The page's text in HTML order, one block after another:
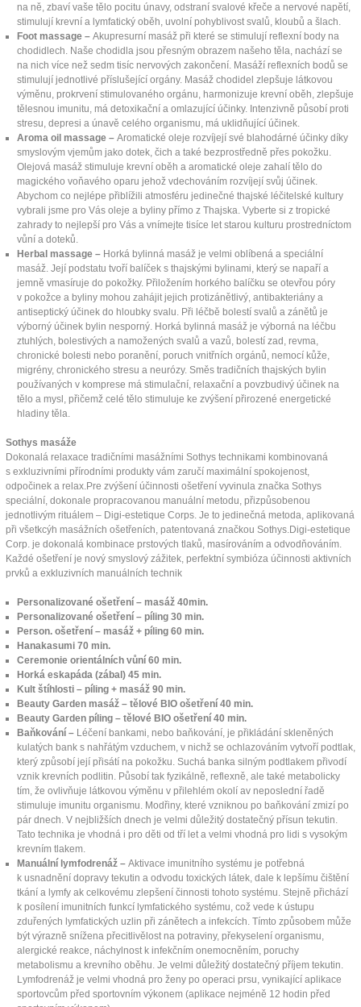
na ně, zbaví vaše tělo pocitu únavy, odstraní svalové křeče a nervové napětí,
stimulují krevní a lymfatický oběh, uvolní pohyblivost svalů, kloubů a šlach.
Foot massage – Akupresurní masáž při které se stimulují reflexní body na
chodidlech. Naše chodidla jsou přesným obrazem našeho těla, nachází se
na nich více než sedm tisíc nervových zakončení. Masáží reflexních bodů se
stimulují jednotlivé příslušející orgány. Masáž chodidel zlepšuje látkovou
výměnu, prokrvení stimulovaného orgánu, harmonizuje krevní oběh, zlepšuje
tělesnou imunitu, má detoxikační a omlazující účinky. Intenzivně působí proti
stresu, depresi a únavě celého organismu, má uklidňující účinek.
Aroma oil massage – Aromatické oleje rozvíjejí své blahodárné účinky díky
smyslovým vjemům jako dotek, čich a také bezprostředně přes pokožku.
Olejová masáž stimuluje krevní oběh a aromatické oleje zahalí tělo do
magického voňavého oparu jehož vdechováním rozvíjejí svůj účinek.
Abychom co nejlépe přiblížili atmosféru jedinečné thajské léčitelské kultury
vybrali jsme pro Vás oleje a byliny přímo z Thajska. Vyberte si z tropické
zahrady to nejlepší pro Vás a vnímejte tisíce let starou kulturu prostredníctom
vůní a doteků.
Herbal massage – Horká bylinná masáž je velmi oblíbená a speciální
masáž. Její podstatu tvoří balíček s thajskými bylinami, který se napaří a
jemně vmasíruje do pokožky. Přiložením horkého balíčku se otevřou póry
v pokožce a byliny mohou zahájit jejich protizánětlivý, antibakteriány a
antiseptický účinek do hloubky svalu. Při léčbě bolestí svalů a zánětů je
výborný účinek bylin nesporný. Horká bylinná masáž je výborná na léčbu
ztuhlých, bolestivých a namožených svalů a vazů, bolestí zad, revma,
chronické bolesti nebo poranění, poruch vnitřních orgánů, nemocí kůže,
migrény, chronického stresu a neurózy. Směs tradičních thajských bylin
používaných v komprese má stimulační, relaxační a povzbudivý účinek na
tělo a mysl, přičemž celé tělo stimuluje ke zvýšení přirozené energetické
hladiny těla.
Sothys masáže
Dokonalá relaxace tradičními masážními Sothys technikami kombinovaná
s exkluzivními přírodními produkty vám zaručí maximální spokojenost,
odpočinek a relax.Pre zvýšení účinnosti ošetření vyvinula značka Sothys
speciální, dokonale propracovanou manuální metodu, přizpůsobenou
jednotlivým rituálem – Digi-estetique Corps. Je to jedinečná metoda, aplikovaná
při všetkcýh masážních ošetřeních, patentovaná značkou Sothys.Digi-estetique
Corp. je dokonalá kombinace prstových tlaků, masírováním a odvodňováním.
Každé ošetření je nový smyslový zážitek, perfektní symbióza účinnosti aktivních
prvků a exkluzivních manuálních technik
Personalizované ošetření – masáž 40min.
Personalizované ošetření – píling 30 min.
Person. ošetření – masáž + píling 60 min.
Hanakasumi 70 min.
Ceremonie orientálních vůní 60 min.
Horká eskapáda (zábal) 45 min.
Kult štíhlosti – píling + masáž 90 min.
Beauty Garden masáž – tělové BIO ošetření 40 min.
Beauty Garden píling – tělové BIO ošetření 40 min.
Baňkování – Léčení bankami, nebo baňkování, je přikládání skleněných
kulatých bank s nahřátým vzduchem, v nichž se ochlazováním vytvoří podtlak,
který způsobí její přisátí na pokožku. Suchá banka silným podtlakem přivodí
vznik krevních podlitin. Působí tak fyzikálně, reflexně, ale také metabolicky
tím, že ovlivňuje látkovou výměnu v přilehlém okolí av neposlední řadě
stimuluje imunitu organismu. Modřiny, které vzniknou po baňkování zmizí po
pár dnech. V nejbližších dnech je velmi důležitý dostatečný přísun tekutin.
Tato technika je vhodná i pro děti od tří let a velmi vhodná pro lidi s vysokým
krevním tlakem.
Manuální lymfodrenáž – Aktivace imunitního systému je potřebná
k usnadnění dopravy tekutin a odvodu toxických látek, dale k lepšímu čištění
tkání a lymfy ak celkovému zlepšení činnosti tohoto systému. Stejně přichází
k posílení imunitních funkcí lymfatického systému, což vede k ústupu
zduřených lymfatických uzlin při zánětech a infekcích. Tímto způsobem může
být výrazně snížena přecitlivělost na potraviny, překyselení organismu,
alergické reakce, náchylnost k infekčním onemocněním, poruchy
metabolismu a krevního oběhu. Je velmi důležitý dostatečný příjem tekutin.
Lymfodrenáž je velmi vhodná pro ženy po operaci prsu, vynikající aplikace
sportovcům před sportovním výkonem (aplikace nejméně 12 hodin před